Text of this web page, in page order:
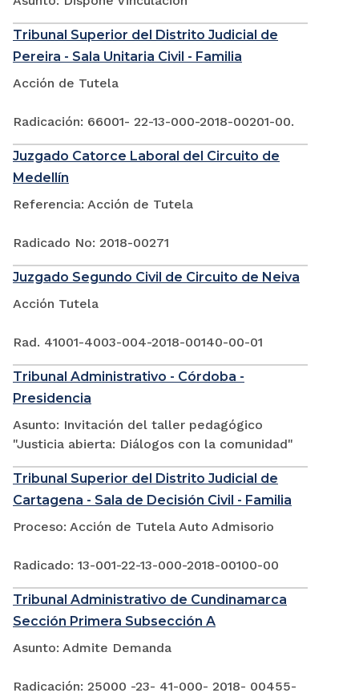
Tribunal Superior del Distrito Judicial de
Pereira - Sala Unitaria Civil - Familia
Acción de Tutela
Radicación: 66001- 22-13-000-2018-00201-00.
Juzgado Catorce Laboral del Circuito de
Medellín
Referencia: Acción de Tutela
Radicado No: 2018-00271
Juzgado Segundo Civil de Circuito de Neiva
Acción Tutela
Rad. 41001-4003-004-2018-00140-00-01
Tribunal Administrativo - Córdoba -
Presidencia
Asunto: Invitación del taller pedagógico
"Justicia abierta: Diálogos con la comunidad"
Tribunal Superior del Distrito Judicial de
Cartagena - Sala de Decisión Civil - Familia
Proceso: Acción de Tutela Auto Admisorio
Radicado: 13-001-22-13-000-2018-00100-00
Tribunal Administrativo de Cundinamarca
Sección Primera Subsección A
Asunto: Admite Demanda
Radicación: 25000 -23- 41-000- 2018- 00455-